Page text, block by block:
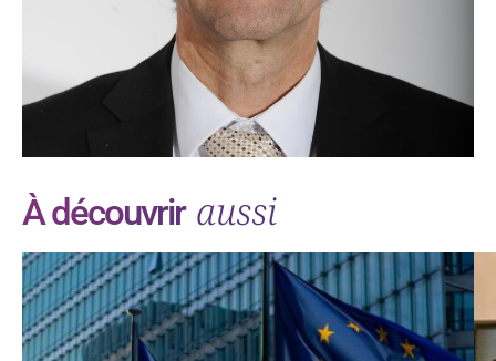
À découvrir aussi